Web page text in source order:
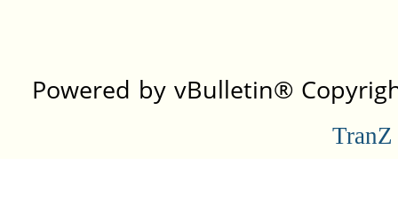
Powered by vBulletin®